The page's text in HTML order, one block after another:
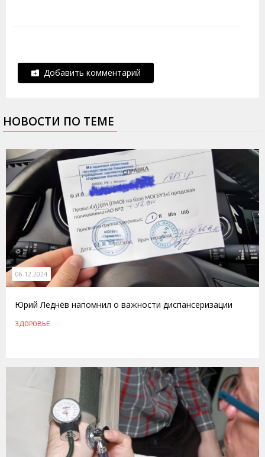
Добавить комментарий
НОВОСТИ ПО ТЕМЕ
06.12.2024
Юрий Леднёв напомнил о важности диспансеризации
ЗДОРОВЬЕ